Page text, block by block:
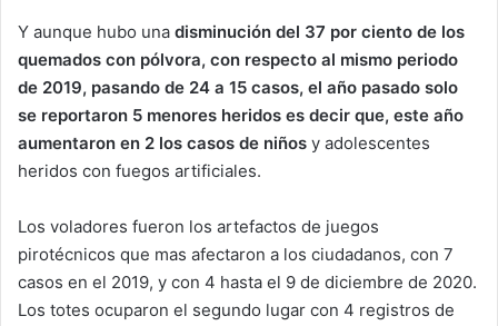
Y aunque hubo una disminución del 37 por ciento de los
quemados con pólvora, con respecto al mismo periodo
de 2019, pasando de 24 a 15 casos, el año pasado solo
se reportaron 5 menores heridos es decir que, este año
aumentaron en 2 los casos de niños y adolescentes
heridos con fuegos artificiales.
Los voladores fueron los artefactos de juegos
pirotécnicos que mas afectaron a los ciudadanos, con 7
casos en el 2019, y con 4 hasta el 9 de diciembre de 2020.
Los totes ocuparon el segundo lugar con 4 registros de